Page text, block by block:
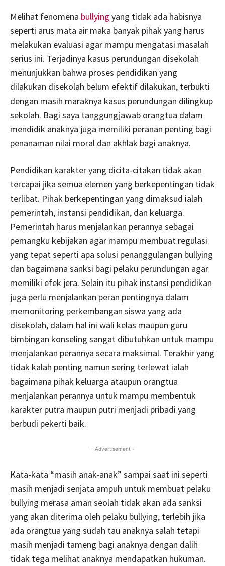
Melihat fenomena bullying yang tidak ada habisnya
seperti arus mata air maka banyak pihak yang harus
melakukan evaluasi agar mampu mengatasi masalah
serius ini. Terjadinya kasus perundungan disekolah
menunjukkan bahwa proses pendidikan yang
dilakukan disekolah belum efektif dilakukan, terbukti
dengan masih maraknya kasus perundungan dilingkup
sekolah. Bagi saya tanggungjawab orangtua dalam
mendidik anaknya juga memiliki peranan penting bagi
penanaman nilai moral dan akhlak bagi anaknya.
Pendidikan karakter yang dicita-citakan tidak akan
tercapai jika semua elemen yang berkepentingan tidak
terlibat. Pihak berkepentingan yang dimaksud ialah
pemerintah, instansi pendidikan, dan keluarga.
Pemerintah harus menjalankan perannya sebagai
pemangku kebijakan agar mampu membuat regulasi
yang tepat seperti apa solusi penanggulangan bullying
dan bagaimana sanksi bagi pelaku perundungan agar
memiliki efek jera. Selain itu pihak instansi pendidikan
juga perlu menjalankan peran pentingnya dalam
memonitoring perkembangan siswa yang ada
disekolah, dalam hal ini wali kelas maupun guru
bimbingan konseling sangat dibutuhkan untuk mampu
menjalankan perannya secara maksimal. Terakhir yang
tidak kalah penting namun sering terlewat ialah
bagaimana pihak keluarga ataupun orangtua
menjalankan perannya untuk mampu membentuk
karakter putra maupun putri menjadi pribadi yang
berbudi pekerti baik.
- Advertisement -
Kata-kata “masih anak-anak” sampai saat ini seperti
masih menjadi senjata ampuh untuk membuat pelaku
bullying merasa aman seolah tidak akan ada sanksi
yang akan diterima oleh pelaku bullying, terlebih jika
ada orangtua yang sudah tau anaknya salah tetapi
masih menjadi tameng bagi anaknya dengan dalih
tidak tega melihat anaknya mendapatkan hukuman.